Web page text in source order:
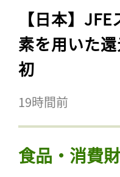
【日本】
素を用いた
初
19時間前
食品・消費